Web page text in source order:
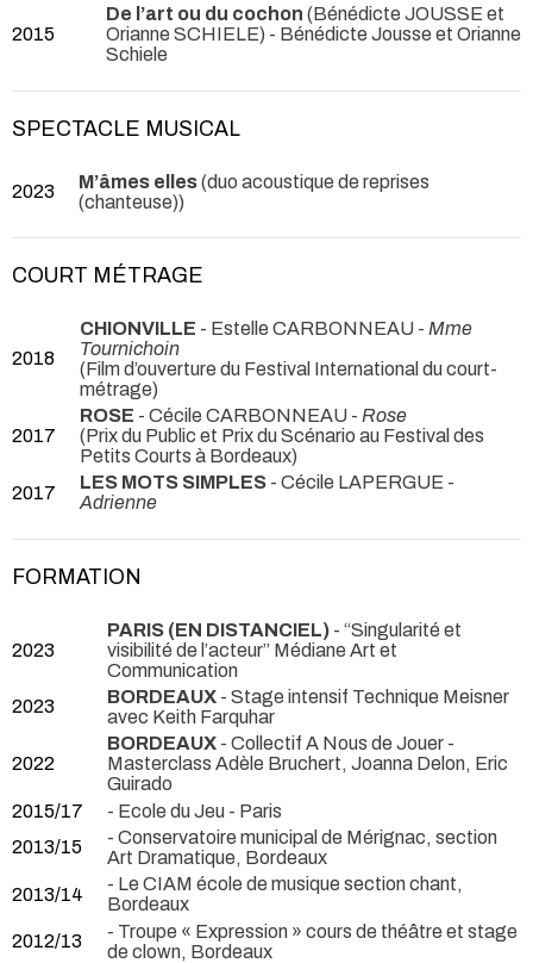
2015
De l’art ou du cochon (Bénédicte JOUSSE et
Orianne SCHIELE) - Bénédicte Jousse et Orianne
Schiele
SPECTACLE MUSICAL
2023 M’âmes elles(duo acoustique de reprises
(chanteuse))
COURT MÉTRAGE
2018
CHIONVILLE - Estelle CARBONNEAU - Mme
Tournichoin
(Film d’ouverture du Festival International du court-
métrage)
2017
ROSE - Cécile CARBONNEAU - Rose
(Prix du Public et Prix du Scénario au Festival des
Petits Courts à Bordeaux)
2017
LES MOTS SIMPLES - Cécile LAPERGUE -
Adrienne
FORMATION
2023
PARIS (EN DISTANCIEL) - “Singularité et
visibilité de l’acteur” Médiane Art et
Communication
2023
BORDEAUX - Stage intensif Technique Meisner
avec Keith Farquhar
2022
BORDEAUX - Collectif A Nous de Jouer -
Masterclass Adèle Bruchert, Joanna Delon, Eric
Guirado
2015/17
- Ecole du Jeu - Paris
2013/15
- Conservatoire municipal de Mérignac, section
Art Dramatique, Bordeaux
2013/14
- Le CIAM école de musique section chant,
Bordeaux
2012/13
- Troupe « Expression » cours de théâtre et stage
de clown, Bordeaux